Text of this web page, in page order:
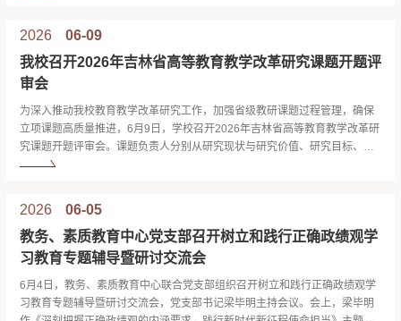
成教育...
2026
06-09
我校召开2026年吉林省高等教育教学改革研究课题开题评
审会
为深入推动我校教育教学改革研究工作，加强省级教研课题过程管理，确保
立项课题高质量推进，6月9日，学校召开2026年吉林省高等教育教学改革研
究课题开题评审会。课题负责人分别从研究现状与研究价值、研究目标、研
究内容与研究方法、实施步骤、成员分工、经费管理、阶段性及最终成果等
成...
2026
06-05
教务、素质教育中心党支部召开树立和践行正确政绩观学
习教育专题辅导暨研讨交流会
6月4日，教务、素质教育中心联合党支部组织召开树立和践行正确政绩观学
习教育专题辅导暨研讨交流会，党支部书记梁毕明主持会议。会上，梁毕明